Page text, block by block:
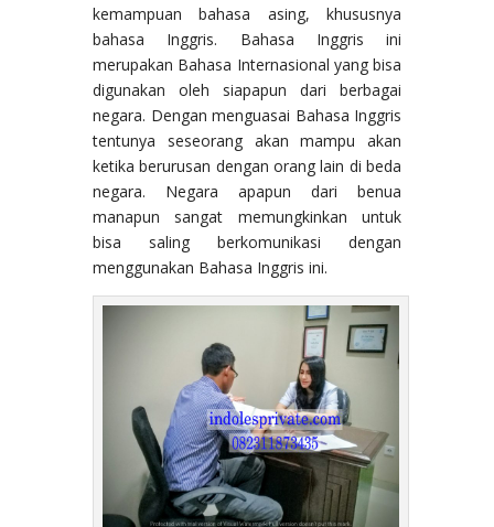
kemampuan bahasa asing, khususnya
bahasa Inggris. Bahasa Inggris ini
merupakan Bahasa Internasional yang bisa
digunakan oleh siapapun dari berbagai
negara. Dengan menguasai Bahasa Inggris
tentunya seseorang akan mampu akan
ketika berurusan dengan orang lain di beda
negara. Negara apapun dari benua
manapun sangat memungkinkan untuk
bisa saling berkomunikasi dengan
menggunakan Bahasa Inggris ini.